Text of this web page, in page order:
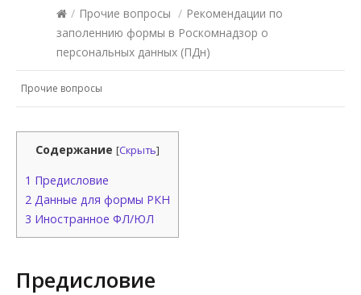
/ Прочие вопросы / Рекомендации по
заполеннию формы в Роскомнадзор о
персональных данных (ПДн)
Прочие вопросы
Содержание [Скрыть]
1 Предисловие
2 Данные для формы РКН
3 Иностранное ФЛ/ЮЛ
Предисловие